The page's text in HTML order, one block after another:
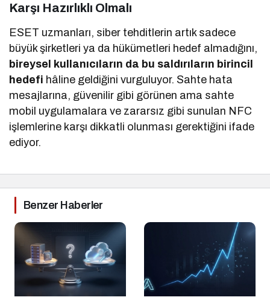
Karşı Hazırlıklı Olmalı
ESET uzmanları, siber tehditlerin artık sadece
büyük şirketleri ya da hükümetleri hedef almadığını,
bireysel kullanıcıların da bu saldırıların birincil
hedefi hâline geldiğini vurguluyor. Sahte hata
mesajlarına, güvenilir gibi görünen ama sahte
mobil uygulamalara ve zararsız gibi sunulan NFC
işlemlerine karşı dikkatli olunması gerektiğini ifade
ediyor.
Benzer Haberler